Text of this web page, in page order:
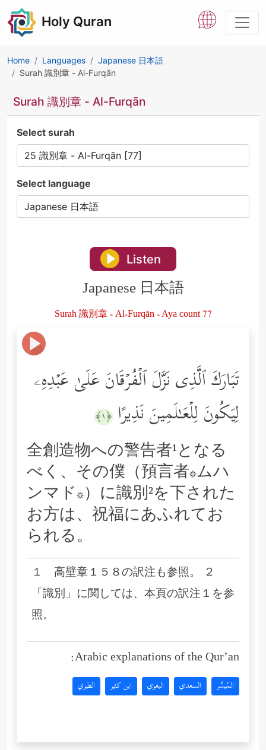
Holy Quran
Home Languages
Japanese 日本語
Surah 識別章 - Al-Furqān
Surah 識別章 - Al-Furqān
Select surah
Select language
Listen
Japanese 日本語
Surah 識別章 - Al-Furqān - Aya count 77
تَبَارَكَ ٱلَّذِی نَزَّلَ ٱلۡفُرۡقَانَ عَلَىٰ عَبۡدِهِۦ
لِیَكُونَ لِلۡعَـٰلَمِینَ نَذِیرًا ﴿١﴾
全創造物への警告者¹となる
べく、その僕（預言者*ムハ
ンマド*）に識別²を下された
お方は、祝福にあふれてお
られる。
１ 高壁章１５８の訳注も参照。 ２
「識別」に関しては、本頁の訳注１を参
照。
Arabic explanations of the Qur’an:
المُيسَّر السعدي البغوي ابن كثير الطبري